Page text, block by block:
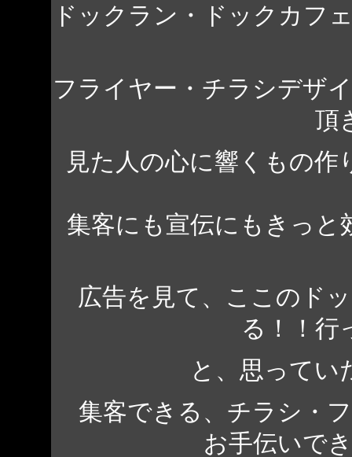
ドックラン・ドックカフ
フライヤー・チラシデザ
頂
見た人の心に響くもの
集客にも宣伝にもきっと
広告を見て、ここのド
る！！行
と、思ってい
集客できる、チラシ・
お手伝いで